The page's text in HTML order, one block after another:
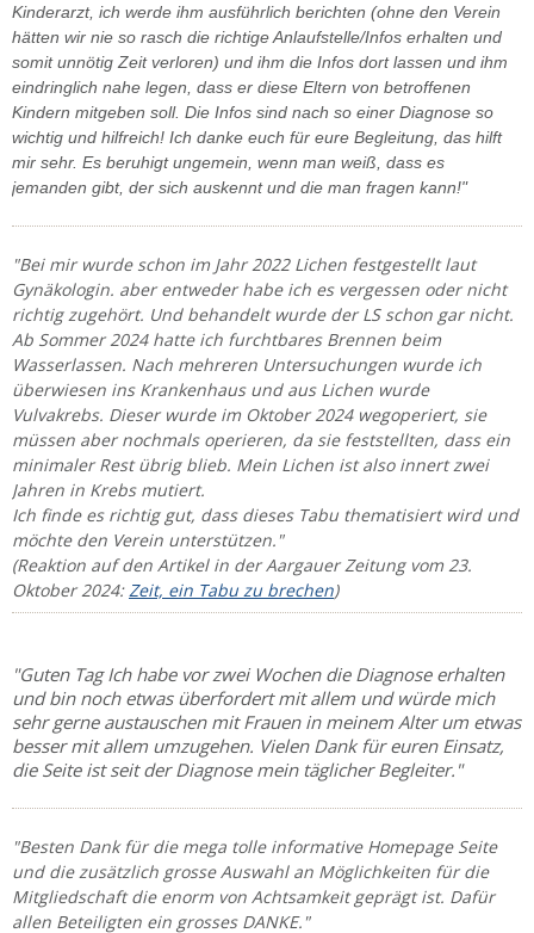
Kinderarzt, ich werde ihm ausführlich berichten (ohne den Verein
hätten wir nie so rasch die richtige Anlaufstelle/Infos erhalten und
somit unnötig Zeit verloren) und ihm die Infos dort lassen und ihm
eindringlich nahe legen, dass er diese Eltern von betroffenen
Kindern mitgeben soll. Die Infos sind nach so einer Diagnose so
wichtig und hilfreich! Ich danke euch für eure Begleitung, das hilft
mir sehr. Es beruhigt ungemein, wenn man weiß, dass es
jemanden gibt, der sich auskennt und die man fragen kann!"
"Bei mir wurde schon im Jahr 2022 Lichen festgestellt laut
Gynäkologin. aber entweder habe ich es vergessen oder nicht
richtig zugehört. Und behandelt wurde der LS schon gar nicht.
Ab Sommer 2024 hatte ich furchtbares Brennen beim
Wasserlassen. Nach mehreren Untersuchungen wurde ich
überwiesen ins Krankenhaus und aus Lichen wurde
Vulvakrebs. Dieser wurde im Oktober 2024 wegoperiert, sie
müssen aber nochmals operieren, da sie feststellten, dass ein
minimaler Rest übrig blieb. Mein Lichen ist also innert zwei
Jahren in Krebs mutiert.
Ich finde es richtig gut, dass dieses Tabu thematisiert wird und
möchte den Verein unterstützen."
(Reaktion auf den Artikel in der Aargauer Zeitung vom 23.
Oktober 2024:Zeit, ein Tabu zu brechen)
"Guten Tag Ich habe vor zwei Wochen die Diagnose erhalten
und bin noch etwas überfordert mit allem und würde mich
sehr gerne austauschen mit Frauen in meinem Alter um etwas
besser mit allem umzugehen. Vielen Dank für euren Einsatz,
die Seite ist seit der Diagnose mein täglicher Begleiter."
"Besten Dank für die mega tolle informative Homepage Seite
und die zusätzlich grosse Auswahl an Möglichkeiten für die
Mitgliedschaft die enorm von Achtsamkeit geprägt ist. Dafür
allen Beteiligten ein grosses DANKE."